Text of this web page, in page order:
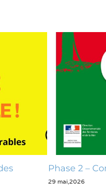
Phase 2 – Contrôle des